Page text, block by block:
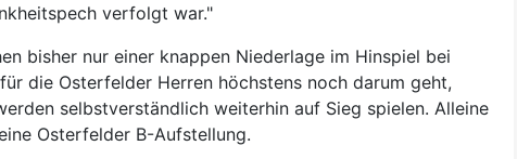
verfolgt war."
bisher nur einer knappen Niederlage im Hinspiel bei
die Osterfelder Herren höchstens noch darum geht,
selbstverständlich weiterhin auf Sieg spielen. Alleine
Osterfelder B-Aufstellung.